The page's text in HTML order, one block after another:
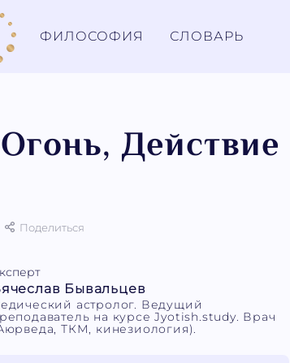
ФИЛОСОФИЯ СЛОВАРЬ
Действие
Поделиться
Бывальцев
астролог. Ведущий
на курсе Jyotish.study. Врач
ТКМ, кинезиология).